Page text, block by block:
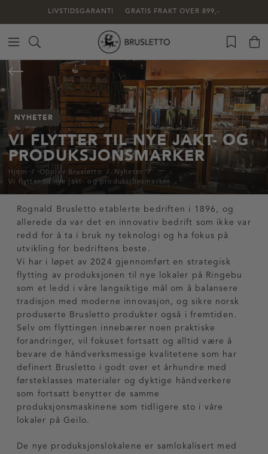
LIVSTIDSGARANTI GRATIS FRAKT OVER 899,-
NYHETER
VI FLYTTER TIL NYE JAKT- OG
PRODUKSJONSMARKER
Hjem Opplev Brusletto
Nyheter
Vi flytter til nye jakt- og produksjonsmarker
Rognald Brusletto etablerte bedriften i 1896, og
allerede da var det en innovativ bedrift som ikke var
redd for å ta i bruk ny teknologi og ha fokus på
utvikling for bedriftens beste.
Vi har i løpet av 2024 gjennomført en strategisk
flytting av produksjonen til nye lokaler på Ringebu
som et ledd i våre langsiktige mål om å balansere
tradisjon med moderne innovasjon, og sikre norsk
produserte Brusletto produkter også i fremtiden.
Selv om flyttingen innebærer noen praktiske
forandringer, vil fokuset fortsatt og alltid være å
bevare de håndverksmessige kvalitetene som har
definert Brusletto i godt over et århundre med
førsteklasses materialer og dyktige håndverkere
som fortsatt benytter de samme
produksjonsmaskinene som tidligere sto i våre
lokaler på Geilo.
De nye produksjonslokalene er samlokalisert med